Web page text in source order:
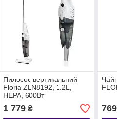
Пилосос вертикальний
Floria ZLN8192, 1.2L,
HEPA, 600Вт
1 779₴ 769